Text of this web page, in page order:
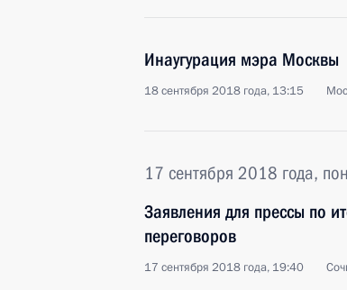
Инаугурация мэра Москвы
18 сентября 2018 года, 13:15
17 сентября 2018 года,
Заявления для прессы по
переговоров
17 сентября 2018 года, 19:40